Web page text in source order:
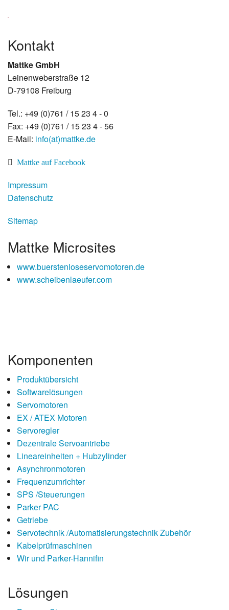
Kontakt
Mattke GmbH
Leinenweberstraße 12
D-79108 Freiburg
Tel.: +49 (0)761 / 15 23 4 - 0
Fax: +49 (0)761 / 15 23 4 - 56
E-Mail: info(at)mattke.de
Mattke auf Facebook
Impressum
Datenschutz
Sitemap
Mattke Microsites
www.buerstenloseservomotoren.de
www.scheibenlaeufer.com
Komponenten
Produktübersicht
Softwarelösungen
Servomotoren
EX / ATEX Motoren
Servoregler
Dezentrale Servoantriebe
Lineareinheiten + Hubzylinder
Asynchronmotoren
Frequenzumrichter
SPS /Steuerungen
Parker PAC
Getriebe
Servotechnik /Automatisierungstechnik Zubehör
Kabelprüfmaschinen
Wir und Parker-Hannifin
Lösungen